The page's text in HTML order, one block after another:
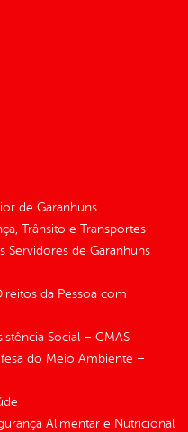
de Garanhuns
Trânsito e Transportes
Servidores de Garanhuns
da Pessoa com
Social – CMAS
do Meio Ambiente –
Alimentar e Nutricional